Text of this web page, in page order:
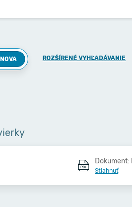
ROZŠÍRENÉ VYHĽADÁVANIE
Dokument:
Stiahnuť